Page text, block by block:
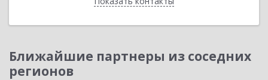
Ближайшие партнеры из соседних
регионов